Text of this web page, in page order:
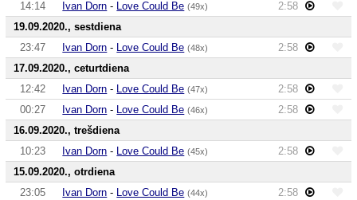
14:14 Ivan Dorn - Love Could Be (49x)
2:58
19.09.2020., sestdiena
23:47
Ivan Dorn - Love Could Be (48x)
2:58
17.09.2020., ceturtdiena
12:42
Ivan Dorn - Love Could Be (47x)
2:58
00:27
Ivan Dorn - Love Could Be (46x)
2:58
16.09.2020., trešdiena
10:23
Ivan Dorn - Love Could Be (45x)
2:58
15.09.2020., otrdiena
23:05
Ivan Dorn - Love Could Be (44x)
2:58